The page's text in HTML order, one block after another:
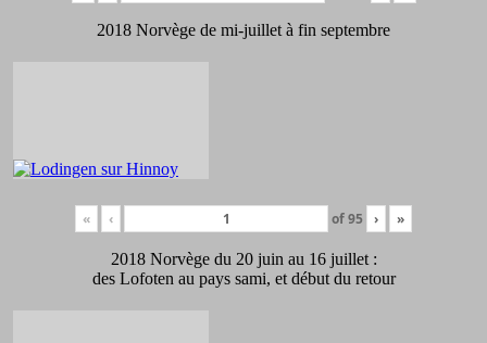
2018 Norvège de mi-juillet à fin septembre
« ‹ of95 › »
2018 Norvège du 20 juin au 16 juillet :
des Lofoten au pays sami, et début du retour